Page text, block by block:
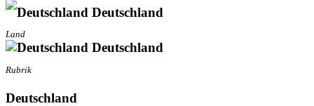
Deutschland
Land
Deutschland
Rubrik
Deutschland